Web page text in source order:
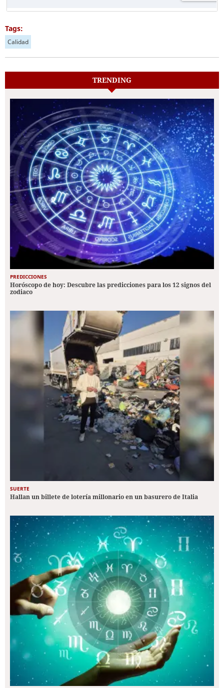
Tags:
Calidad
TRENDING
PREDICCIONES
Horóscopo de hoy: Descubre las predicciones para los 12 signos del
zodiaco
SUERTE
Hallan un billete de lotería millonario en un basurero de Italia